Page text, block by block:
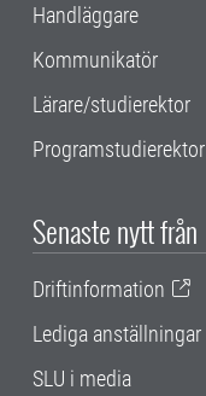
Handläggare
Kommunikatör
Lärare/studierektor
Programstudierektor
Senaste nytt från
Driftinformation
Lediga anställningar
SLU i media